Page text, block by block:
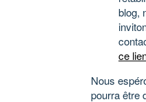
blog,
ce
Nous
pourra être